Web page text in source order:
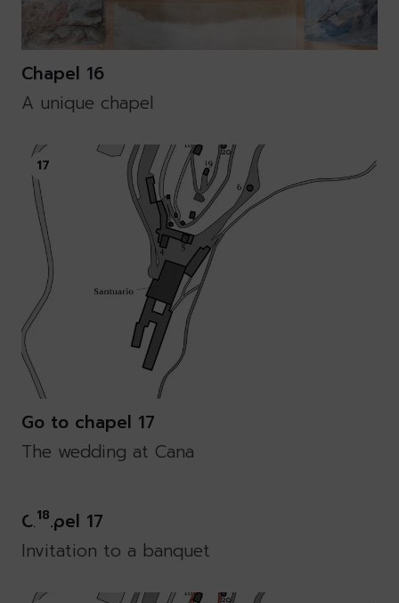
Chapel 16
A unique chapel
17
Go to chapel 17
The wedding at Cana
18
Chapel 17
Invitation to a banquet